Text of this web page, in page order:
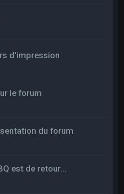
d'impression
le forum
du forum
est de retour...